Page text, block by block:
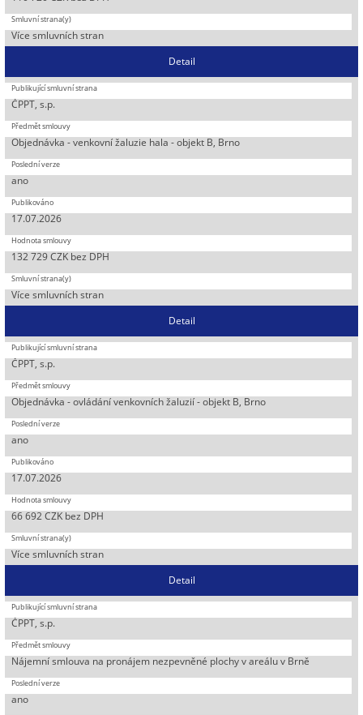
Více smluvních stran
Detail
ČPPT, s.p.
Objednávka - venkovní žaluzie hala - objekt B, Brno
ano
17.07.2026
132 729 CZK bez DPH
Více smluvních stran
Detail
ČPPT, s.p.
Objednávka - ovládání venkovních žaluzií - objekt B, Brno
ano
17.07.2026
66 692 CZK bez DPH
Více smluvních stran
Detail
ČPPT, s.p.
Nájemní smlouva na pronájem nezpevněné plochy v areálu v Brně
ano